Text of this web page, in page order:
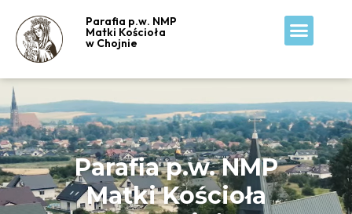
Parafia p.w. NMP
Matki Kościoła
w Chojnie
Parafia p.w. NMP
Matki Kościoła